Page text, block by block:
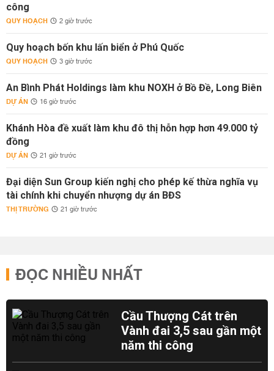
công
QUY HOẠCH 2 giờ trước
Quy hoạch bốn khu lấn biển ở Phú Quốc
QUY HOẠCH 3 giờ trước
An Bình Phát Holdings làm khu NOXH ở Bồ Đề, Long Biên
DỰ ÁN 16 giờ trước
Khánh Hòa đề xuất làm khu đô thị hỗn hợp hơn 49.000 tỷ
đồng
DỰ ÁN 21 giờ trước
Đại diện Sun Group kiến nghị cho phép kế thừa nghĩa vụ
tài chính khi chuyển nhượng dự án BĐS
THỊ TRƯỜNG 21 giờ trước
ĐỌC NHIỀU NHẤT
Cầu Thượng Cát trên
Vành đai 3,5 sau gần một
năm thi công